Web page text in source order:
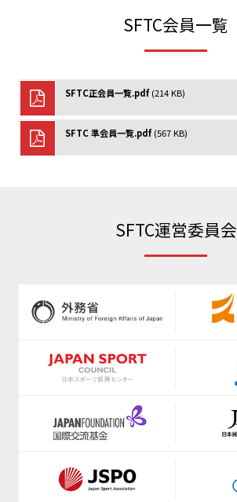
https://www.sekisho.co.jp/
https://npo-sam.org/
https://www.jsaf.or.jp/fun/
https://www.shinkyokushinkai.co.jp/
www.jkf.ne.jp
https://www.anisa.or.jp/
https://www.jtu.or.jp/
http://netball.jp/
https://www.jva.or.jp/
https://jppf.jp
https://fencing-jpn.jp/
https://www.jfda.or.jp/
https://japanflag.org/
SFTC会員一覧
SFTC正会員一覧.pdf(214 KB)
SFTC 準会員一覧.pdf(567 KB)
SFTC運営委員会